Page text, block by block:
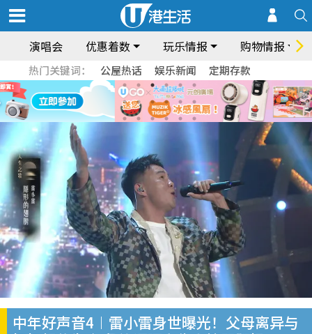
演唱会 优惠着数 玩乐情报 购物情报
热门关键词： 公屋热话 娱乐新闻 定期存款
中年好声音4︱雷小雷身世曝光！父母离异与